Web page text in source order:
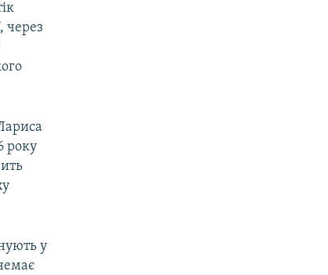
, через
року
у